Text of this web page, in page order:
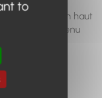
recherche en haut
le contenu
to